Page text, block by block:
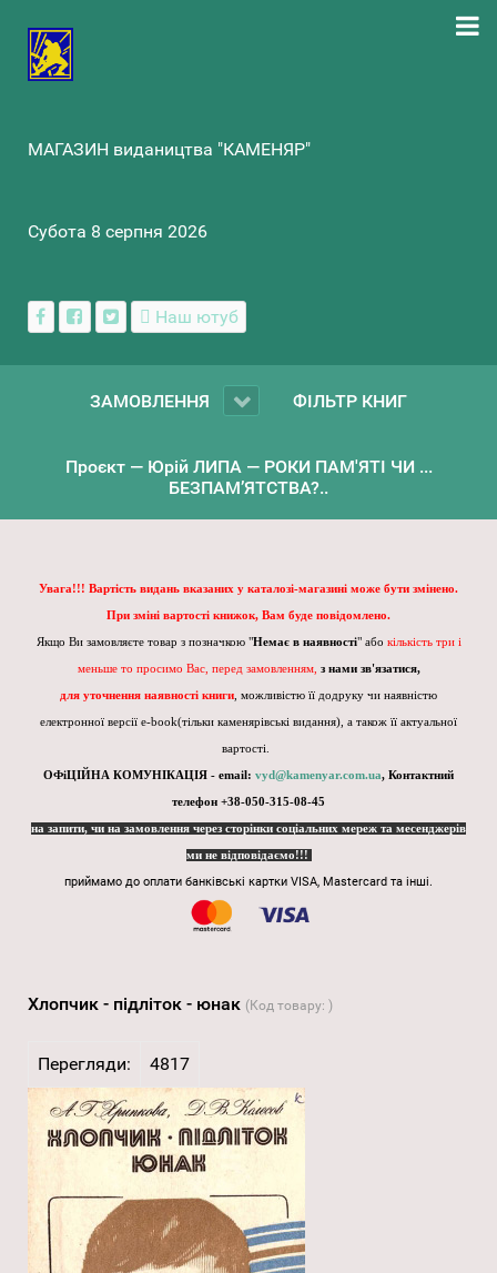
МАГАЗИН видаництва "КАМЕНЯР"
Субота 8 серпня 2026
Наш ютуб
ЗАМОВЛЕННЯ ФІЛЬТР КНИГ
Проєкт — Юрій ЛИПА — РОКИ ПАМ'ЯТІ ЧИ ...
БЕЗПАМ’ЯТСТВА?..
Увага!!! Вартість видань вказаних у каталозі-магазині може бути змінено.
При зміні вартості книжок, Вам буде повідомлено.
Якщо Ви замовляєте товар з позначкою "Немає в наявності" або кількість три і
меньше то просимо Вас, перед замовленням, з нами зв'язатися,
для уточнення наявності книги , можливістю її додруку чи наявністю
електронної версії e-book(тільки каменярівські видання), а також її актуальної
вартості.
ОФіЦІЙНА КОМУНІКАЦІЯ - email: vyd@kamenyar.com.ua, Контактний
телефон +38-050-315-08-45
на запити, чи на замовлення через сторінки соціальних мереж та месенджерів
ми не відповідаємо!!!
приймамо до оплати банківські картки VISA, Mastercard та інші.
Хлопчик - підліток - юнак (Код товару: )
Перегляди: 4817